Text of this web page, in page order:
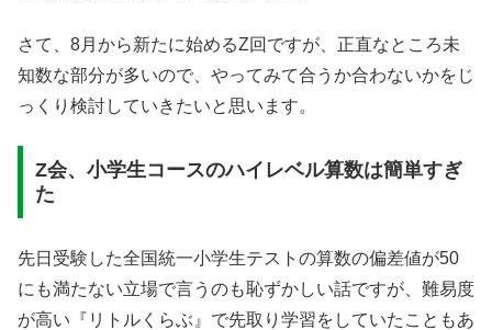
さて、8月から新たに始めるZ回ですが、正直なところ未
知数な部分が多いので、やってみて合うか合わないかをじ
っくり検討していきたいと思います。
Z会、小学生コースのハイレベル算数は簡単すぎ
た
先日受験した全国統一小学生テストの算数の偏差値が50
にも満たない立場で言うのも恥ずかしい話ですが、難易度
が高い『リトルくらぶ』で先取り学習をしていたこともあ